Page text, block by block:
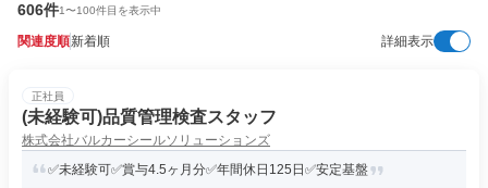
606件1〜100件目を表示中
関連度順新着順 詳細表示
正社員
(未経験可)品質管理検査スタッフ
株式会社バルカーシールソリューションズ
✅未経験可✅賞与4.5ヶ月分✅年間休日125日✅安定基盤